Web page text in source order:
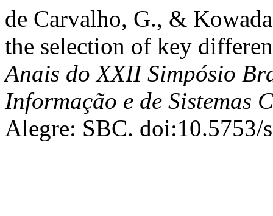
de Carvalho, G., &
the selection of key
Anais do XXII Simpósio
Informação e de Sistemas
Alegre: SBC. doi:10.5753/